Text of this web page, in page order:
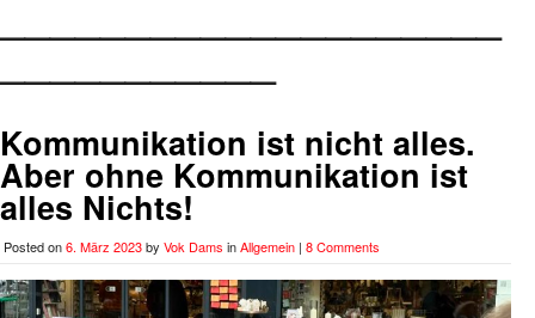
___________
Kommunikation ist nicht alles.
Aber ohne Kommunikation ist
alles Nichts!
Posted on6. März 2023by Vok Dams inAllgemein | 8 Comments